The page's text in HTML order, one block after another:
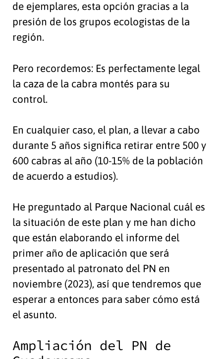
de ejemplares, esta opción gracias a la
presión de los grupos ecologistas de la
región.
Pero recordemos: Es perfectamente legal
la caza de la cabra montés para su
control.
En cualquier caso, el plan, a llevar a cabo
durante 5 años significa retirar entre 500 y
600 cabras al año (10-15% de la población
de acuerdo a estudios).
He preguntado al Parque Nacional cuál es
la situación de este plan y me han dicho
que están elaborando el informe del
primer año de aplicación que será
presentado al patronato del PN en
noviembre (2023), así que tendremos que
esperar a entonces para saber cómo está
el asunto.
Ampliación del PN de